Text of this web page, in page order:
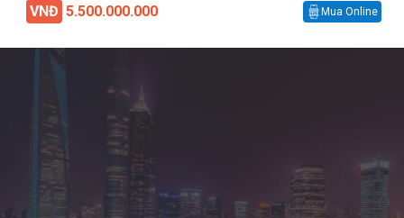
VNĐ 5.500.000.000 Mua Online